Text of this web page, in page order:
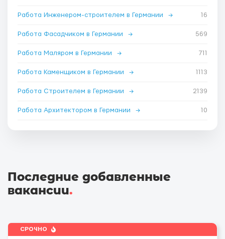
Работа Инженером-строителем в Германии → 16
Работа Фасадчиком в Германии → 569
Работа Маляром в Германии → 711
Работа Каменщиком в Германии → 1113
Работа Строителем в Германии → 2139
Работа Архитектором в Германии → 10
Последние добавленные
вакансии.
СРОЧНО